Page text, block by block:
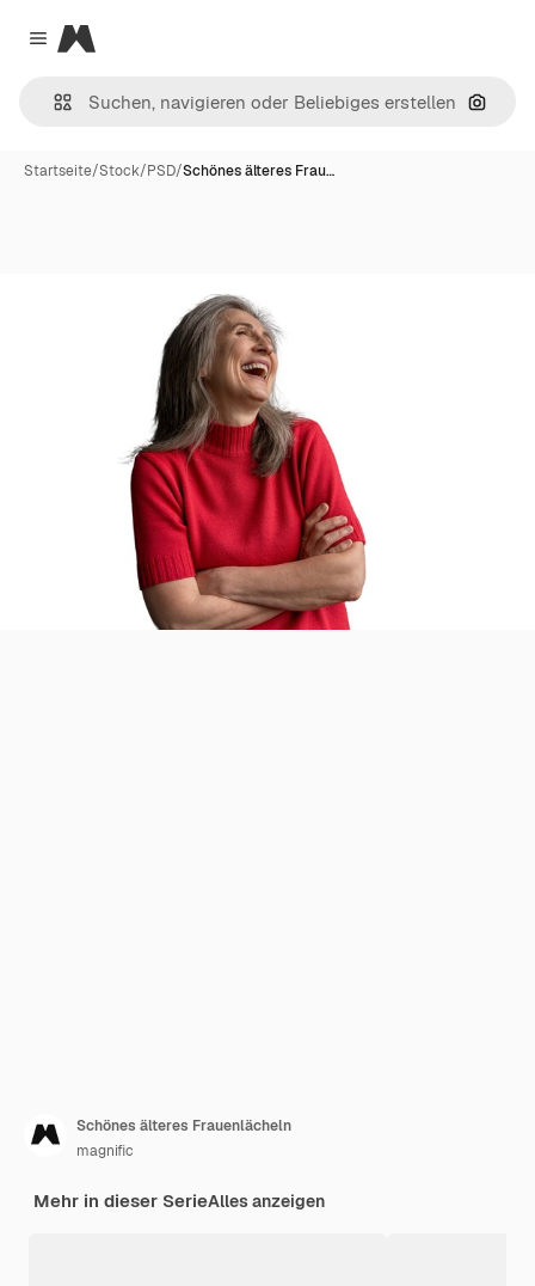
Close menu
Magnific
Nach
Startseite/Stock/PSD/Schönes älteres Frau…
Schönes älteres Frauenlächeln
magnific
Mehr in dieser SerieAlles anzeigen